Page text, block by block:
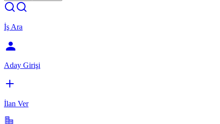
İş Ara
Aday Girişi
İlan Ver